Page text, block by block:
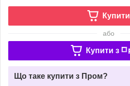
Купити
або
Купити з
Що таке купити з Пром?